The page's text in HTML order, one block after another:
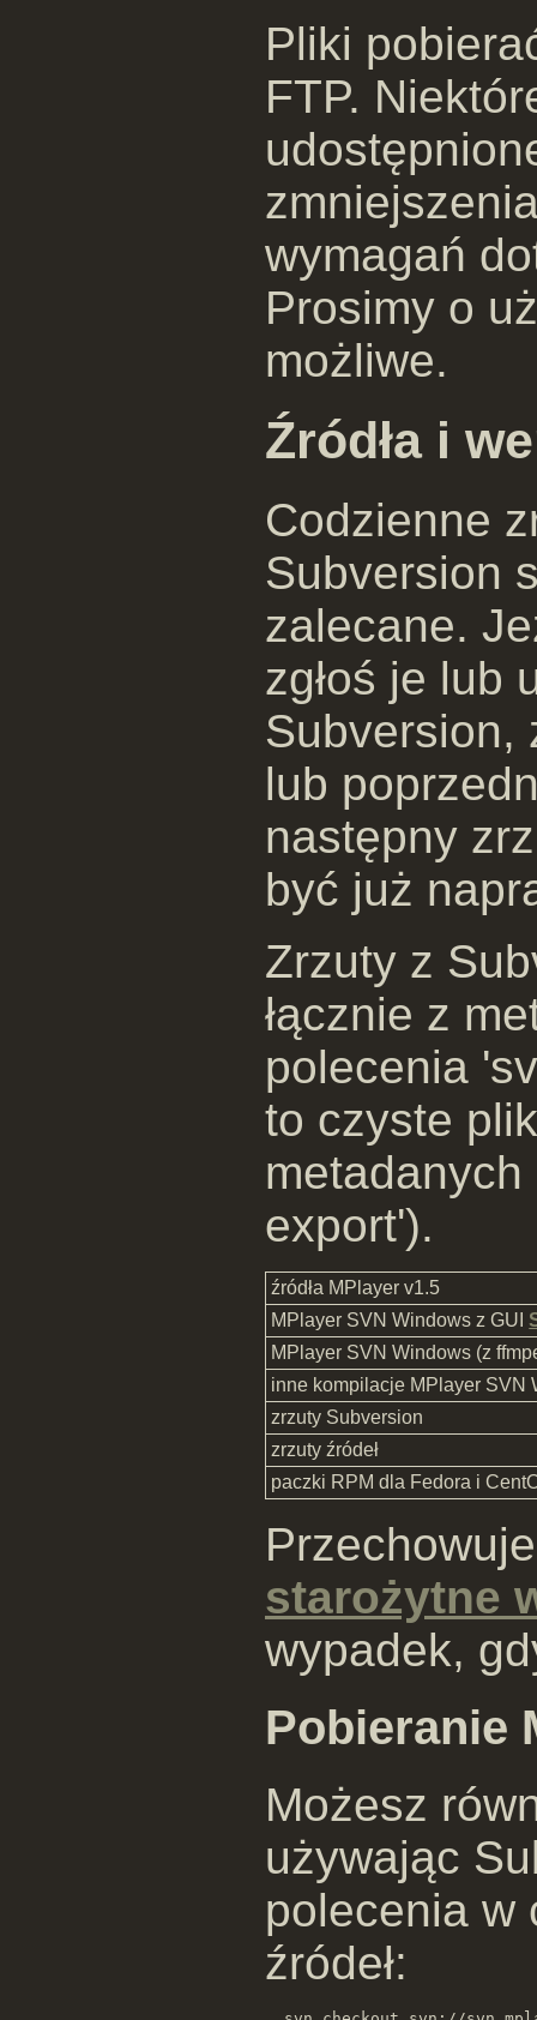
Pliki
FTP.
wymagań
Prosimy o
możliwe.
Źródła i
Codzienne
Subversion
zalecane.
zgłoś je lub
Subversion,
lub
następny
być już
Zrzuty z
łącznie z
polecenia
to czyste
metadanych
export').
źródła MPlayer v1.5
MPlayer SVN Windows z GUI
MPlayer SVN Windows (z
inne kompilacje MPlayer SVN
zrzuty Subversion
zrzuty źródeł
paczki RPM dla Fedora i
starożytne
wypadek,
Pobieranie
Możesz
używając
polecenia w
źródeł: